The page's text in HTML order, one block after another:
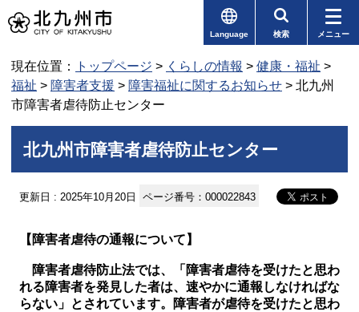
Language 検索 メニュー
現在位置： トップページ > くらしの情報 > 健康・福祉 >
福祉 > 障害者支援 > 障害福祉に関するお知らせ > 北九州
市障害者虐待防止センター
北九州市障害者虐待防止センター
更新日 : 2025年10月20日 ページ番号：000022843
【障害者虐待の通報について】
障害者虐待防止法では、「障害者虐待を受けたと思わ
れる障害者を発見した者は、速やかに通報しなければな
らない」とされています。障害者が虐待を受けたと思わ